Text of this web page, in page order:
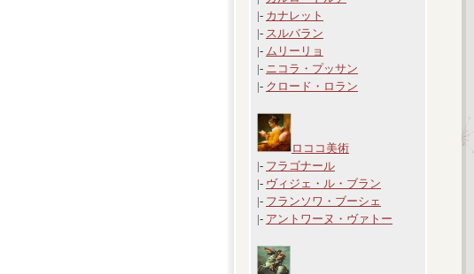
|- カナレット
|- スルバラン
|- ムリーリョ
|- ニコラ・プッサン
|- クロード・ロラン
ロココ美術
|- フラゴナール
|- ヴィジェ・ル・ブラン
|- フランソワ・ブーシェ
|- アントワーヌ・ヴァトー